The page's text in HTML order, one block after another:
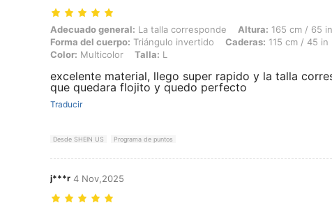
Adecuado general: La talla corresponde, Altura: 165 cm / 65 in, Peso:
Adecuado general: La talla corresponde Altura: 165 cm / 65 in
Forma del cuerpo: Triángulo invertido Caderas: 115 cm / 45 in
Color: Multicolor Talla: L
excelente material, llego super rapido y la talla
que quedara flojito y quedo perfecto
Traducir
Desde SHEIN US Programa de puntos
j***r 4 Nov,2025